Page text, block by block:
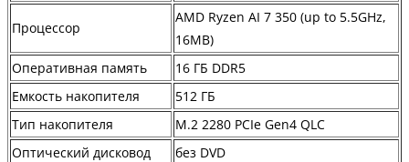
Процессор
AMD Ryzen AI 7 350 (up to 5.5GHz,
16MB)
Оперативная память
16 ГБ DDR5
Емкость накопителя
512 ГБ
Тип накопителя
M.2 2280 PCIe Gen4 QLC
Оптический дисковод
без DVD